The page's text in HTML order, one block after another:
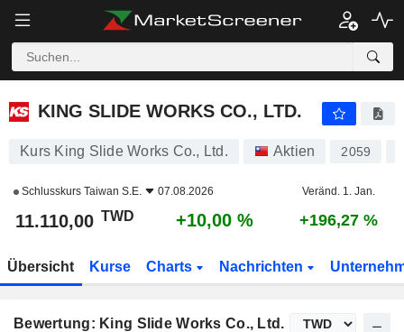
KING SLIDE WORKS CO., LTD.
Kurs King Slide Works Co., Ltd. Aktien 2059
Schlusskurs Taiwan S.E. 07.08.2026 Veränd. 1. Jan.
11.110,00 TWD +10,00 % +196,27 %
Übersicht Kurse Charts Nachrichten
Bewertung: King Slide Works Co., Ltd.